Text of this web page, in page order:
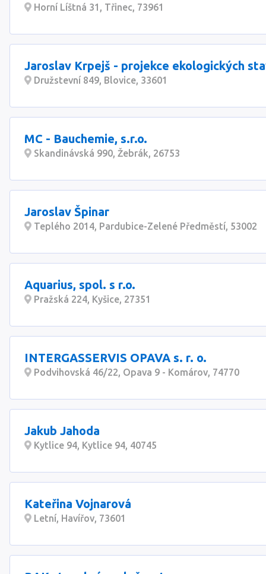
Horní Líštná 31, Třinec, 73961
Jaroslav Krpejš - projekce ekologických
Družstevní 849, Blovice, 33601
MC - Bauchemie, s.r.o.
Skandinávská 990, Žebrák, 26753
Jaroslav Špinar
Teplého 2014, Pardubice-Zelené Předměstí, 53002
Aquarius, spol. s r.o.
Pražská 224, Kyšice, 27351
INTERGASSERVIS OPAVA s. r. o.
Podvihovská 46/22, Opava 9 - Komárov, 74770
Jakub Jahoda
Kytlice 94, Kytlice 94, 40745
Kateřina Vojnarová
Letní, Havířov, 73601